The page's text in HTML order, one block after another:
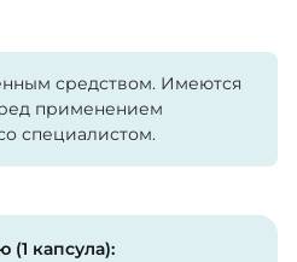
средством. Имеются
применением
специалистом.
(1 капсула):